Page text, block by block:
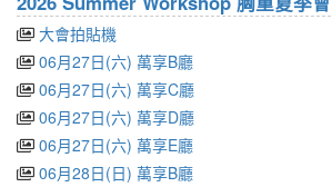
大會拍貼機
06月27日(六) 萬享B廳
06月27日(六) 萬享C廳
06月27日(六) 萬享D廳
06月27日(六) 萬享E廳
06月28日(日) 萬享B廳